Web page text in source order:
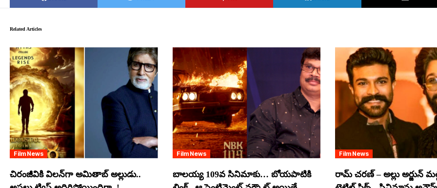
Related Articles
Film News
చిరంజీవికి విలన్‌గా అమితాబ్ అల్లుడు..
Film News
బాలయ్య 109వ సినిమాకు… బోయపాటికి
Film News
రామ్ చరణ్ – అల్లు అర్జున్